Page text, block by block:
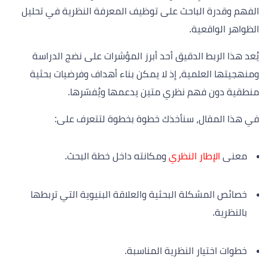
الفهم وقدرة الباحث على توظيف المعرفة النظرية في تحليل
الظواهر الواقعية.
يُعد هذا الربط الدقيق أحد أبرز المؤشرات على نضج الدراسة
ومنهجيتها العلمية، إذ لا يمكن بناء أهداف وفرضيات بحثية
منطقية دون فهم نظري متين يدعمها ويُفسّرها.
في هذا المقال، سنأخذك خطوة بخطوة لتتعرف على:
معنى الإطار النظري ومكانته داخل خطة البحث.
خصائص المشكلة البحثية والعلاقة البنيوية التي تربطها
بالنظرية.
خطوات اختيار النظرية المناسبة.